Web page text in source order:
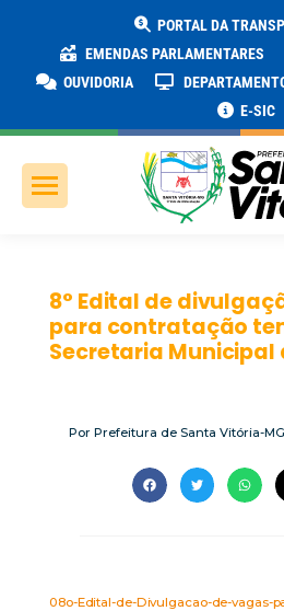
PORTAL DA
EMENDAS PARLAMENTARES
OUVIDORIA
E-SIC
8° Edital de
para contratação
Secretaria Municipal
PorPrefeitura de Santa Vitória-MG
08o-Edital-de-Divulgacao-de-vagas-